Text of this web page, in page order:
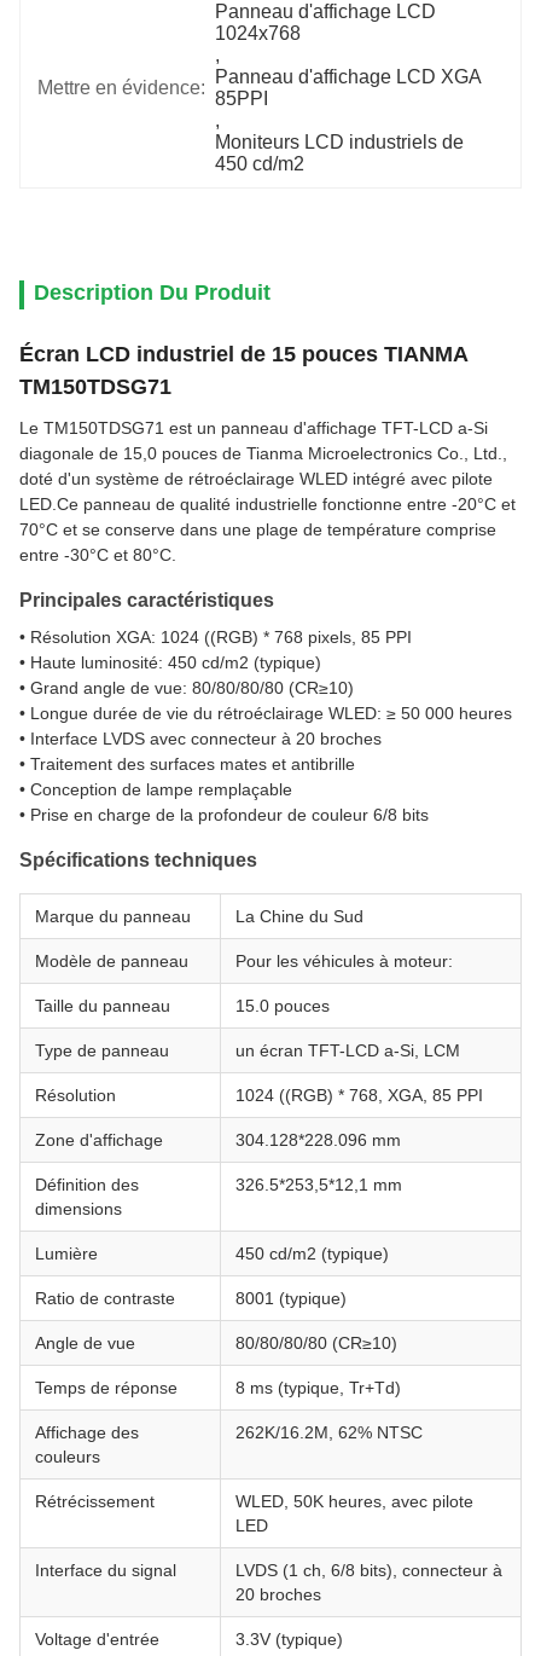
Mettre en évidence:
Panneau d'affichage LCD
1024x768
,
Panneau d'affichage LCD XGA
85PPI
,
Moniteurs LCD industriels de
450 cd/m2
Description Du Produit
Écran LCD industriel de 15 pouces TIANMA
TM150TDSG71
Le TM150TDSG71 est un panneau d'affichage TFT-LCD a-Si
diagonale de 15,0 pouces de Tianma Microelectronics Co., Ltd.,
doté d'un système de rétroéclairage WLED intégré avec pilote
LED.Ce panneau de qualité industrielle fonctionne entre -20°C et
70°C et se conserve dans une plage de température comprise
entre -30°C et 80°C.
Principales caractéristiques
• Résolution XGA: 1024 ((RGB) * 768 pixels, 85 PPI
• Haute luminosité: 450 cd/m2 (typique)
• Grand angle de vue: 80/80/80/80 (CR≥10)
• Longue durée de vie du rétroéclairage WLED: ≥ 50 000 heures
• Interface LVDS avec connecteur à 20 broches
• Traitement des surfaces mates et antibrille
• Conception de lampe remplaçable
• Prise en charge de la profondeur de couleur 6/8 bits
Spécifications techniques
Marque du panneau La Chine du Sud
Modèle de panneau Pour les véhicules à moteur:
Taille du panneau 15.0 pouces
Type de panneau un écran TFT-LCD a-Si, LCM
Résolution 1024 ((RGB) * 768, XGA, 85 PPI
Zone d'affichage 304.128*228.096 mm
Définition des
dimensions
326.5*253,5*12,1 mm
Lumière 450 cd/m2 (typique)
Ratio de contraste 8001 (typique)
Angle de vue 80/80/80/80 (CR≥10)
Temps de réponse 8 ms (typique, Tr+Td)
Affichage des
couleurs
262K/16.2M, 62% NTSC
Rétrécissement
WLED, 50K heures, avec pilote
LED
Interface du signal
LVDS (1 ch, 6/8 bits), connecteur à
20 broches
Voltage d'entrée 3.3V (typique)